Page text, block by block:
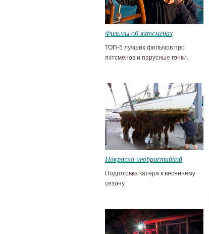
Фильмы об яхтсменах
ТОП-5 лучших фильмов про
яхтсменов и парусные гонки.
Покраска необрастайкой
Подготовка катера к весеннему
сезону.